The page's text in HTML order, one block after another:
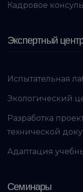
Кадровое
Экспертный
Испытательная
Экологический
Разработка
технической
Адаптация
Семинары